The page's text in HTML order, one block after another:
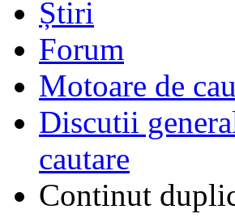
Forum
Motoare de
Discutii
cautare
Continut